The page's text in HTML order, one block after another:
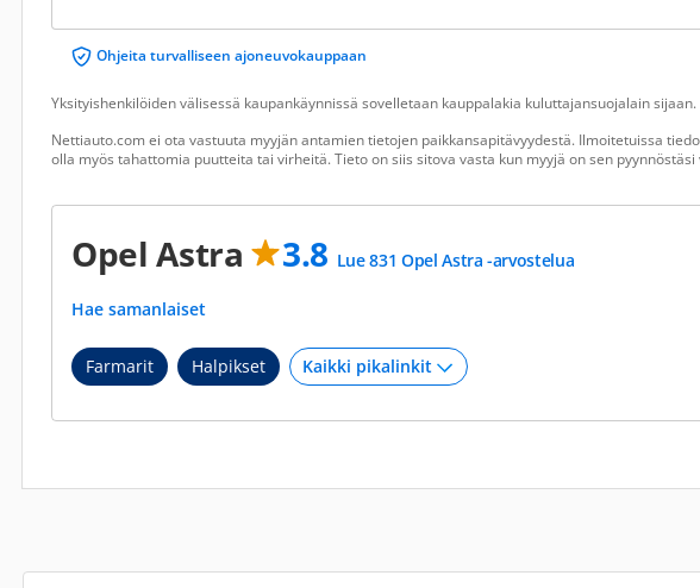
Ohjeita turvalliseen ajoneuvokauppaan
Yksityishenkilöiden välisessä kaupankäynnissä sovelletaan kauppalakia kuluttajansuojalain sijaan.
Nettiauto.com ei ota vastuuta myyjän antamien tietojen paikkansapitävyydestä. Ilmoitetuissa
olla myös tahattomia puutteita tai virheitä. Tieto on siis sitova vasta kun myyjä on sen pyynnöstäsi
Opel Astra 3.8 Lue 831 Opel Astra -arvostelua
Hae samanlaiset
Farmarit Halpikset